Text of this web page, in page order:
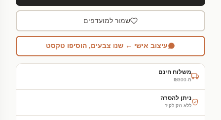
שמור למועדפים
עיצוב אישי ← שנו צבעים, הוסיפו טקסט
משלוח חינם
מ-₪300
ניתן להסרה
ללא נזק לקיר